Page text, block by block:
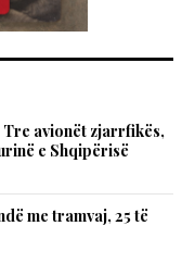
avionët zjarrfikës,
e Shqipërisë
me tramvaj, 25 të